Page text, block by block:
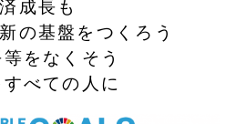
成長も
の基盤をつくろう
をなくそう
べての人に